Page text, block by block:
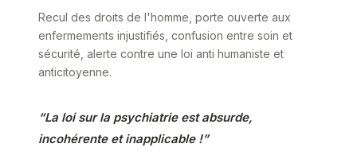
Recul des droits de l'homme, porte ouverte aux
enfermements injustifiés, confusion entre soin et
sécurité, alerte contre une loi anti humaniste et
anticitoyenne.
“La loi sur la psychiatrie est absurde,
incohérente et inapplicable !”